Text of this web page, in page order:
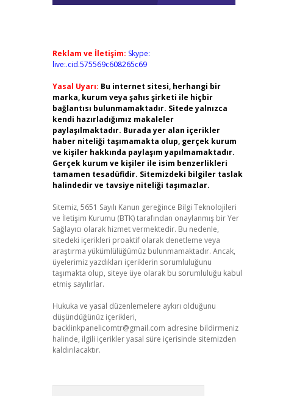
Reklam ve İletişim: Skype:
live:.cid.575569c608265c69
Yasal Uyarı: Bu internet sitesi, herhangi bir
marka, kurum veya şahıs şirketi ile hiçbir
bağlantısı bulunmamaktadır. Sitede yalnızca
kendi hazırladığımız makaleler
paylaşılmaktadır. Burada yer alan içerikler
haber niteliği taşımamakta olup, gerçek kurum
ve kişiler hakkında paylaşım yapılmamaktadır.
Gerçek kurum ve kişiler ile isim benzerlikleri
tamamen tesadüfidir. Sitemizdeki bilgiler taslak
halindedir ve tavsiye niteliği taşımazlar.
Sitemiz, 5651 Sayılı Kanun gereğince Bilgi Teknolojileri
ve İletişim Kurumu (BTK) tarafından onaylanmış bir Yer
Sağlayıcı olarak hizmet vermektedir. Bu nedenle,
sitedeki içerikleri proaktif olarak denetleme veya
araştırma yükümlülüğümüz bulunmamaktadır. Ancak,
üyelerimiz yazdıkları içeriklerin sorumluluğunu
taşımakta olup, siteye üye olarak bu sorumluluğu kabul
etmiş sayılırlar.
Hukuka ve yasal düzenlemelere aykırı olduğunu
düşündüğünüz içerikleri,
backlinkpanelicomtr@gmail.com adresine bildirmeniz
halinde, ilgili içerikler yasal süre içerisinde sitemizden
kaldırılacaktır.